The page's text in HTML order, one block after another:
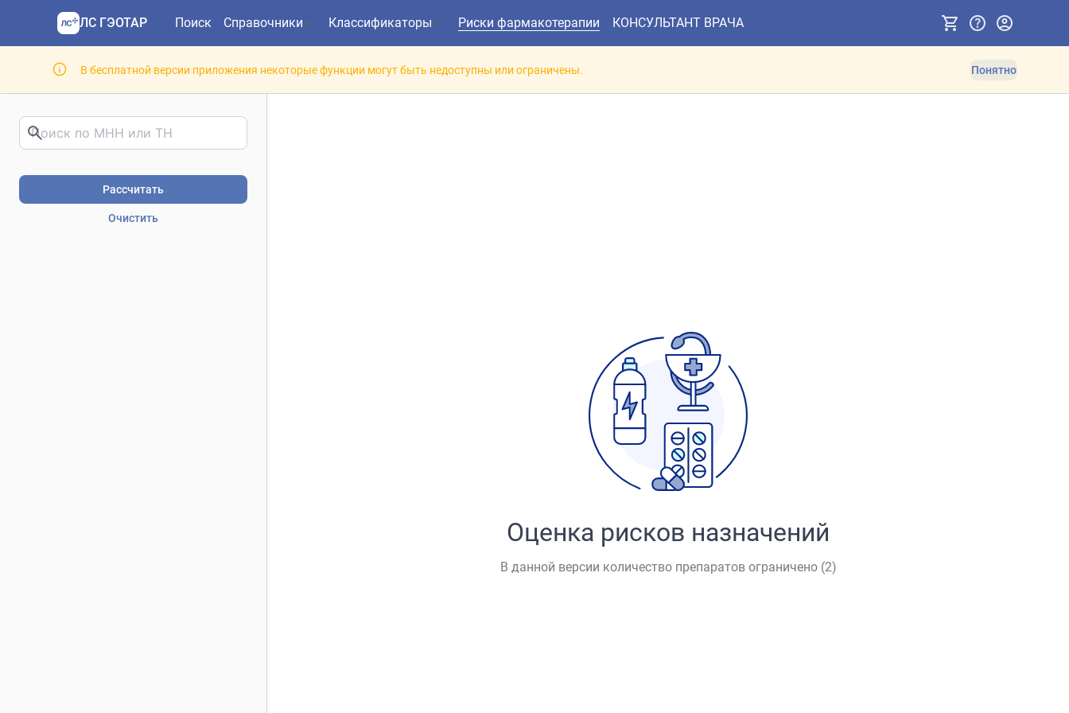
ЛС ГЭОТАР Поиск Справочники Классификаторы Риски фармакотерапии КОНСУЛЬТАНТ ВРАЧА
В бесплатной версии приложения некоторые функции могут быть недоступны или ограничены. Понятно
Рассчитать
Очистить
Риски фармакотерапии. Взаимодействие препаратов. Противопоказания и
Оценка рисков назначений
В данной версии количество препаратов ограничено (2)